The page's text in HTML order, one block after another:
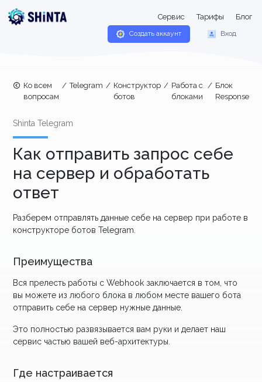
Сервис Тарифы Блог
Создать аккаунт Вход
Ко всем
вопросам
/ Telegram / Конструктор
ботов
/ Работа с
блоками
/ Блок
Response
Shinta Telegram
Как отправить запрос себе
на сервер и обработать
ответ
Разберем отправлять данные себе на сервер при работе в
конструкторе ботов Telegram.
Преимущества
Вся прелесть работы с Webhook заключается в том, что
вы можете из любого блока в любом месте вашего бота
отправить себе на сервер нужные данные.
Это полностью развязывается вам руки и делает наш
сервис частью вашей веб-архитектуры.
Где настраивается